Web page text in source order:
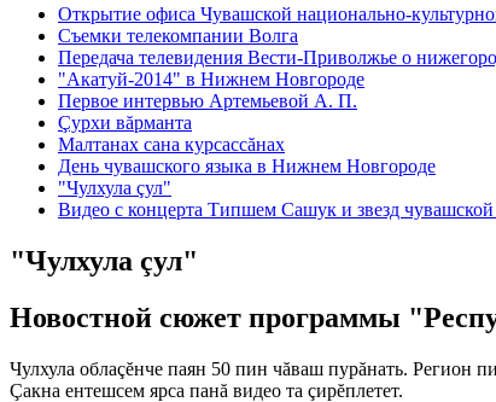
Открытие офиса Чувашской национально-
Съемки телекомпании Волга
Передача телевидения Вести-Приволжье о
"Акатуй-2014" в Нижнем Новгороде
Первое интервью Артемьевой А. П.
Çурхи вăрманта
Малтанах сана курсассăнах
День чувашского языка в Нижнем Новгороде
"Чулхула çул"
Видео c концерта Типшем Сашук и звезд
"Чулхула çул"
Новостной сюжет программы
Чулхула облаçĕнче паян 50 пин чăваш пурăнать. Регион
Çакна ентешсем ярса панă видео та çирĕплетет.